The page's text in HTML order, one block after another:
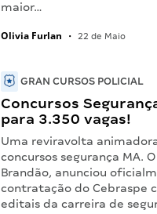
maior…
Olivia Furlan • 22 de Maio
GRAN CURSOS POLICIAL
Concursos
para 3.350 vagas!
Uma reviravolta
concursos segurança MA.
Brandão, anunciou
contratação do Cebraspe
editais da carreira de